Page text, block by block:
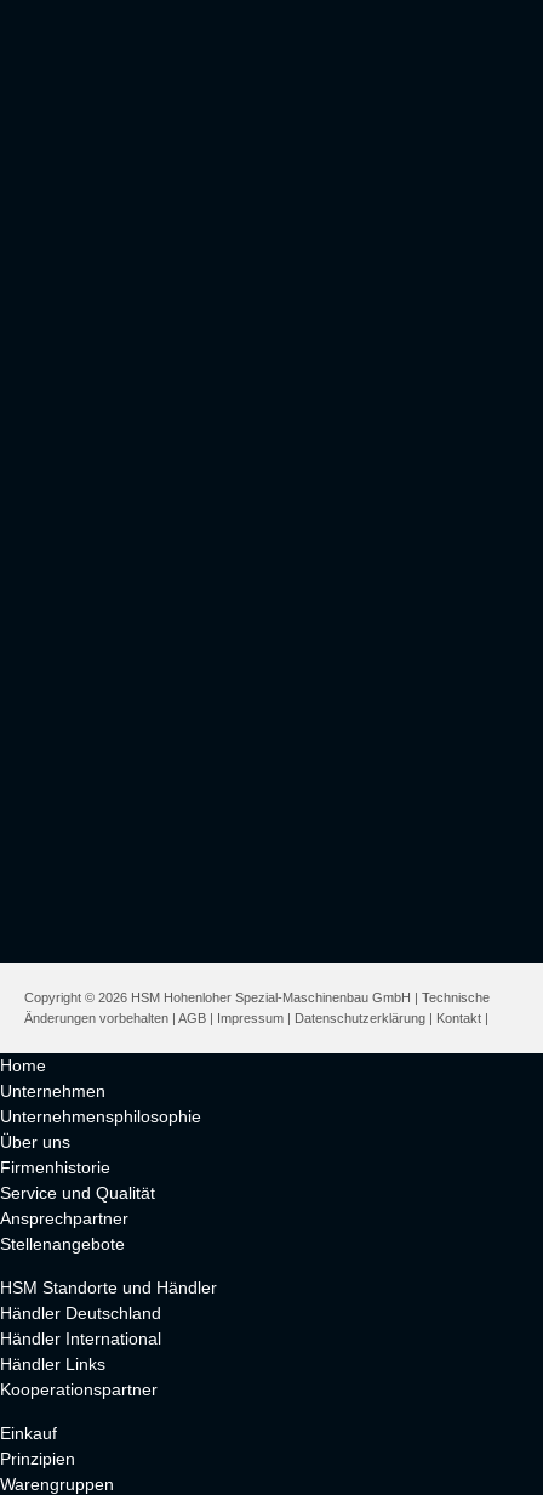
Copyright © 2026 HSM Hohenloher Spezial-Maschinenbau GmbH | Technische
Änderungen vorbehalten | AGB | Impressum | Datenschutzerklärung | Kontakt |
Home
Unternehmen
Unternehmensphilosophie
Über uns
Firmenhistorie
Service und Qualität
Ansprechpartner
Stellenangebote
HSM Standorte und Händler
Händler Deutschland
Händler International
Händler Links
Kooperationspartner
Einkauf
Prinzipien
Warengruppen